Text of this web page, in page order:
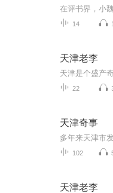
14
天津老李
22
天津奇事
多年来天津市
102
天津老李